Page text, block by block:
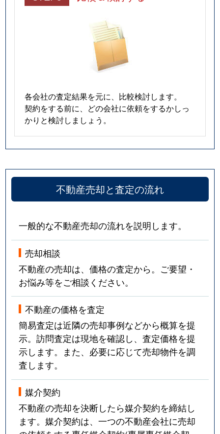
各会社の査定結果を元に、比較検討します。
契約をする前に、どの会社に依頼をするかしっ
かりと検討しましょう。
不動産売却と査定の流れ
一般的な不動産売却の流れを説明します。
売却相談
不動産の売却は、価格の査定から。ご要望・
お悩み等をご相談ください。
不動産の価格を査定
簡易査定は近隣の売却事例などから概算を提
示。訪問査定は現地を確認し、査定価格を提
示します。また、必要に応じて売却物件を調
査します。
媒介契約
不動産の売却を決断したら媒介契約を締結し
ます。媒介契約は、一つの不動産会社に売却